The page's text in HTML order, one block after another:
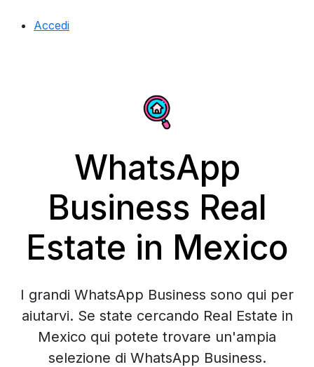
Accedi
WhatsApp
Business Real
Estate in Mexico
I grandi WhatsApp Business sono qui per
aiutarvi. Se state cercando Real Estate in
Mexico qui potete trovare un'ampia
selezione di WhatsApp Business.